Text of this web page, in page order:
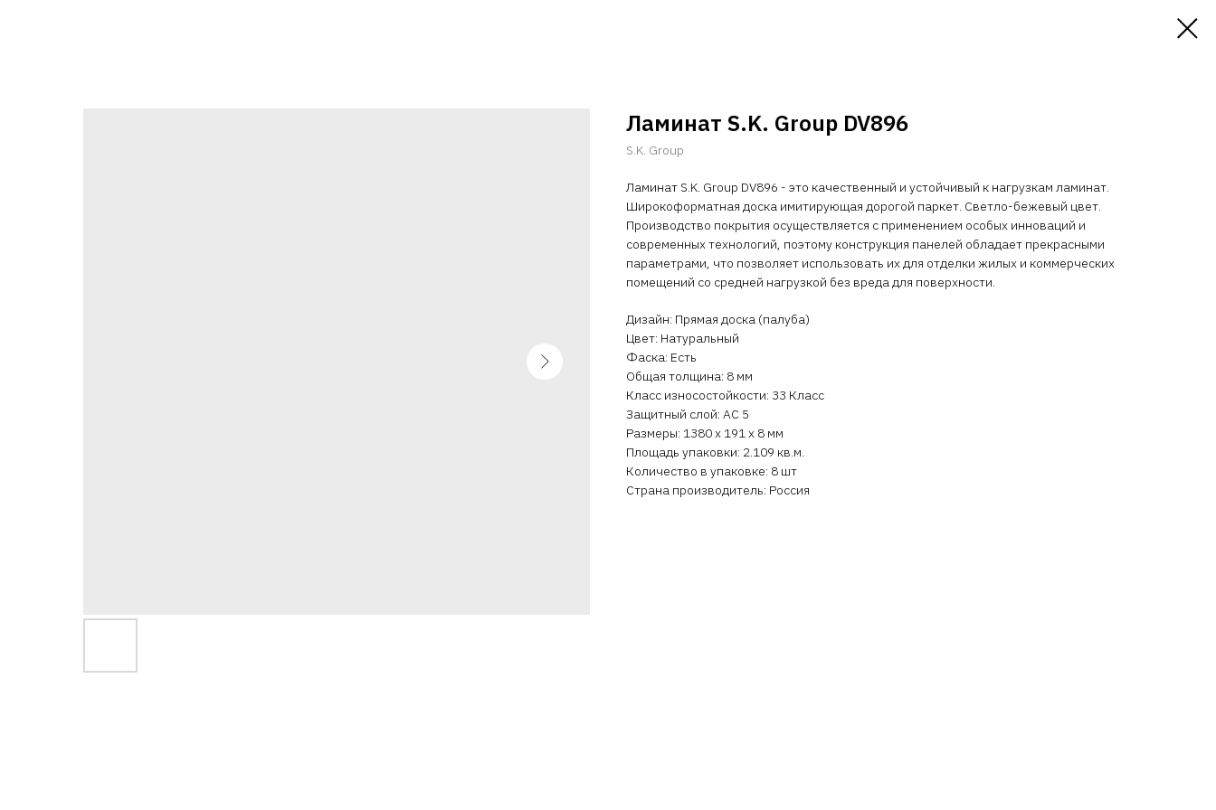
Ламинат S.K. Group DV896
S.K. Group
Ламинат S.K. Group DV896 - это качественный и устойчивый к нагрузкам ламинат.
Широкоформатная доска имитирующая дорогой паркет. Светло-бежевый цвет.
Производство покрытия осуществляется с применением особых инноваций и
современных технологий, поэтому конструкция панелей обладает прекрасными
параметрами, что позволяет использовать их для отделки жилых и коммерческих
помещений со средней нагрузкой без вреда для поверхности.
Дизайн: Прямая доска (палуба)
Цвет: Натуральный
Фаска: Есть
Общая толщина: 8 мм
Класс износостойкости: 33 Класс
Защитный слой: AC 5
Размеры: 1380 x 191 x 8 мм
Площадь упаковки: 2.109 кв.м.
Количество в упаковке: 8 шт
Страна производитель: Россия